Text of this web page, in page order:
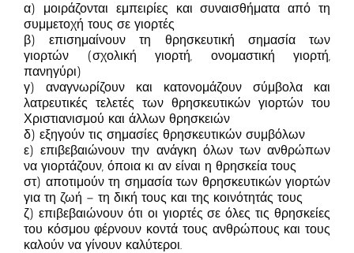
α) μοιράζονται εμπειρίες και συναισθήματα από τη
συμμετοχή τους σε γιορτές
β) επισημαίνουν τη θρησκευτική σημασία των
γιορτών (σχολική γιορτή, ονομαστική γιορτή,
πανηγύρι)
γ) αναγνωρίζουν και κατονομάζουν σύμβολα και
λατρευτικές τελετές των θρησκευτικών γιορτών του
Χριστιανισμού και άλλων θρησκειών
δ) εξηγούν τις σημασίες θρησκευτικών συμβόλων
ε) επιβεβαιώνουν την ανάγκη όλων των ανθρώπων
να γιορτάζουν, όποια κι αν είναι η θρησκεία τους
στ) αποτιμούν τη σημασία των θρησκευτικών γιορτών
για τη ζωή – τη δική τους και της κοινότητάς τους
ζ) επιβεβαιώνουν ότι οι γιορτές σε όλες τις θρησκείες
του κόσμου φέρνουν κοντά τους ανθρώπους και τους
καλούν να γίνουν καλύτεροι.